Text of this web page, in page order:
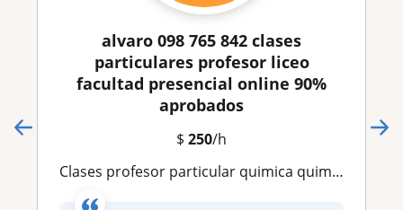
alvaro 098 765 842 clases
particulares profesor liceo
facultad presencial online 90%
aprobados
$ 250/h
clases profesor particular quimica quimica basica quimica organica inorganica ort catolica montevideo ude utu matematica fisica